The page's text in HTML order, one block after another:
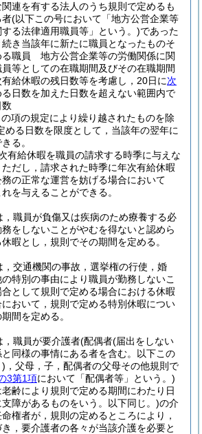
連を有する法人のうち規則で定めるも
者(以下この号において「地方公営企業等
る法律適用職員等」という。)であった
き当該年に新たに職員となったものそ
る職員 地方公営企業等の労働関係に関
等としての在職期間及びその在職期間
給休暇の残日数等を考慮し，20日に次
日数を加えた日数を超えない範囲内で
項の規定により繰り越されたものを除
める日数を限度として，当該年の翌年に
る。
有給休暇を職員の請求する時季に与えな
ただし，請求された時季に年次有給休暇
の正常な運営を妨げる場合において
を与えることができる。
，職員が負傷又は疾病のため療養する必
をしないことがやむを得ないと認めら
暇とし，規則でその期間を定める。
，交通機関の事故，選挙権の行使，婚
特別の事由により職員が勤務しないこ
として規則で定める場合における休暇
において，規則で定める特別休暇につい
間を定める。
，職員が要介護者(配偶者(届出をしない
同様の事情にある者を含む。以下この
) ，父母，子，配偶者の父母その他規則で
3第1項において「配偶者等」という。)
齢により規則で定める期間にわたり日
障があるものをいう。以下同じ。)の介
権者が，規則の定めるところにより，
，要介護者の各々が当該介護を必要と